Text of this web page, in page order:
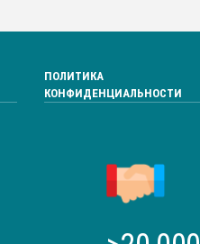
ПОЛИТИКА
КОНФИДЕНЦИАЛЬНОСТИ